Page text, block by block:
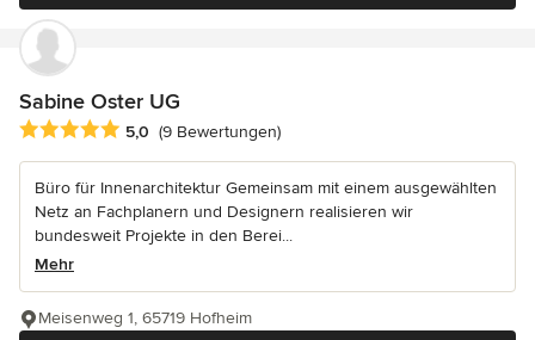
Sabine Oster UG
Durchschnittliche Bewertung: 5 von 5 Sternen
5,0 (9 Bewertungen)
Büro für Innenarchitektur Gemeinsam mit einem ausgewählten
Netz an Fachplanern und Designern realisieren wir
bundesweit Projekte in den Berei...
Mehr
Meisenweg 1, 65719 Hofheim